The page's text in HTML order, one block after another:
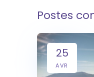
Postes
25
AVR